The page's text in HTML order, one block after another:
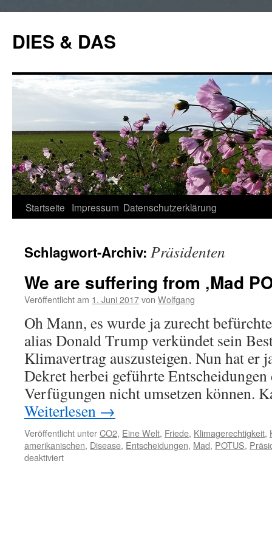
springen
DIES & DAS
Startseite Impressum Datenschutzerklärung
Schlagwort-Archiv: Präsidenten
We are suffering from ‚Mad
Veröffentlicht am 1. Juni 2017von Wolfgang
Oh Mann, es wurde ja zurecht
alias Donald Trump verkündet sein
Klimavertrag auszusteigen. Nun hat er
Dekret herbei geführte
Verfügungen nicht umsetzen können.
Weiterlesen →
Veröffentlicht unterCO2, Eine Welt, Friede, Klimagerechtigkeit,
amerikanischen, Disease, Entscheidungen, Mad, POTUS,
deaktiviertfür